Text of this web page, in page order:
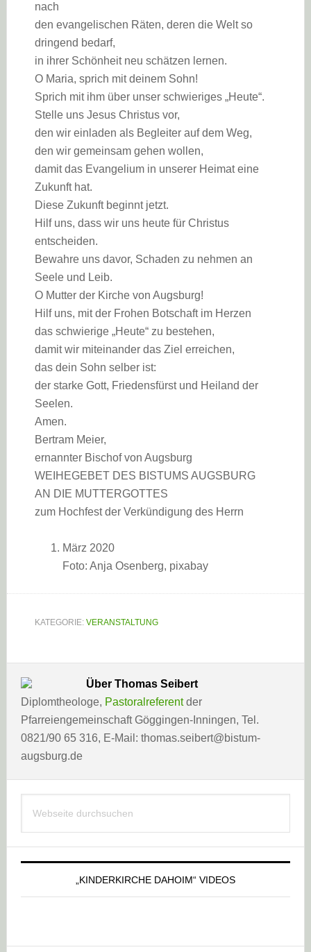
nach
den evangelischen Räten, deren die Welt so
dringend bedarf,
in ihrer Schönheit neu schätzen lernen.
O Maria, sprich mit deinem Sohn!
Sprich mit ihm über unser schwieriges „Heute“.
Stelle uns Jesus Christus vor,
den wir einladen als Begleiter auf dem Weg,
den wir gemeinsam gehen wollen,
damit das Evangelium in unserer Heimat eine
Zukunft hat.
Diese Zukunft beginnt jetzt.
Hilf uns, dass wir uns heute für Christus
entscheiden.
Bewahre uns davor, Schaden zu nehmen an
Seele und Leib.
O Mutter der Kirche von Augsburg!
Hilf uns, mit der Frohen Botschaft im Herzen
das schwierige „Heute“ zu bestehen,
damit wir miteinander das Ziel erreichen,
das dein Sohn selber ist:
der starke Gott, Friedensfürst und Heiland der
Seelen.
Amen.
Bertram Meier,
ernannter Bischof von Augsburg
WEIHEGEBET DES BISTUMS AUGSBURG
AN DIE MUTTERGOTTES
zum Hochfest der Verkündigung des Herrn
März 2020
Foto: Anja Osenberg, pixabay
KATEGORIE: VERANSTALTUNG
Über Thomas Seibert
Diplomtheologe, Pastoralreferentder
Pfarreiengemeinschaft Göggingen-Inningen, Tel.
0821/90 65 316, E-Mail: thomas.seibert@bistum-
augsburg.de
Haupt-
Sidebar
durchsuchen
„KINDERKIRCHE DAHOIM“ VIDEOS